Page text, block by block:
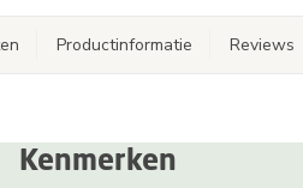
Productinformatie Reviews
Kenmerken